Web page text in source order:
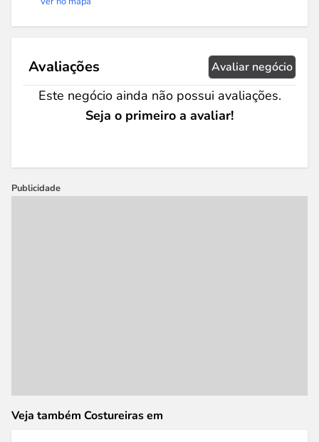
Avaliações Avaliar negócio
Este negócio ainda não possui avaliações.
Seja o primeiro a avaliar!
Publicidade
Veja também Costureiras em